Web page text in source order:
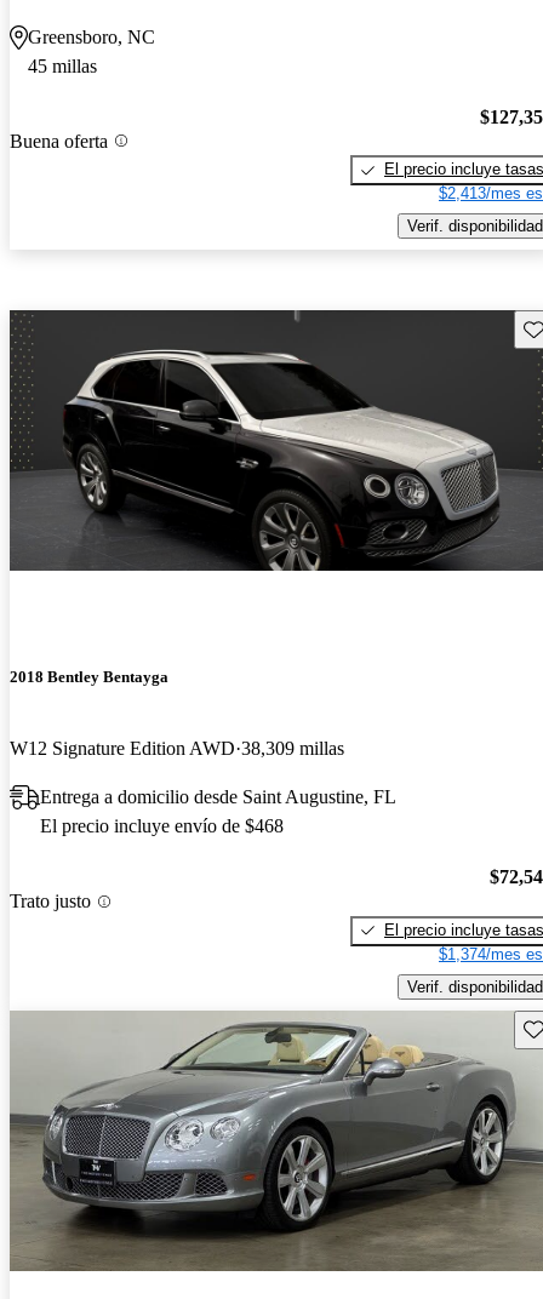
Greensboro, NC
45 millas
Buena oferta
El precio incluye tasas
$2,413/mes
Verif. disponibilidad
2018 Bentley Bentayga
W12 Signature Edition AWD 38,309 millas
Entrega a domicilio desde Saint Augustine, FL
El precio incluye envío de $468
Trato justo
El precio incluye tasas
$1,374/mes
Verif. disponibilidad